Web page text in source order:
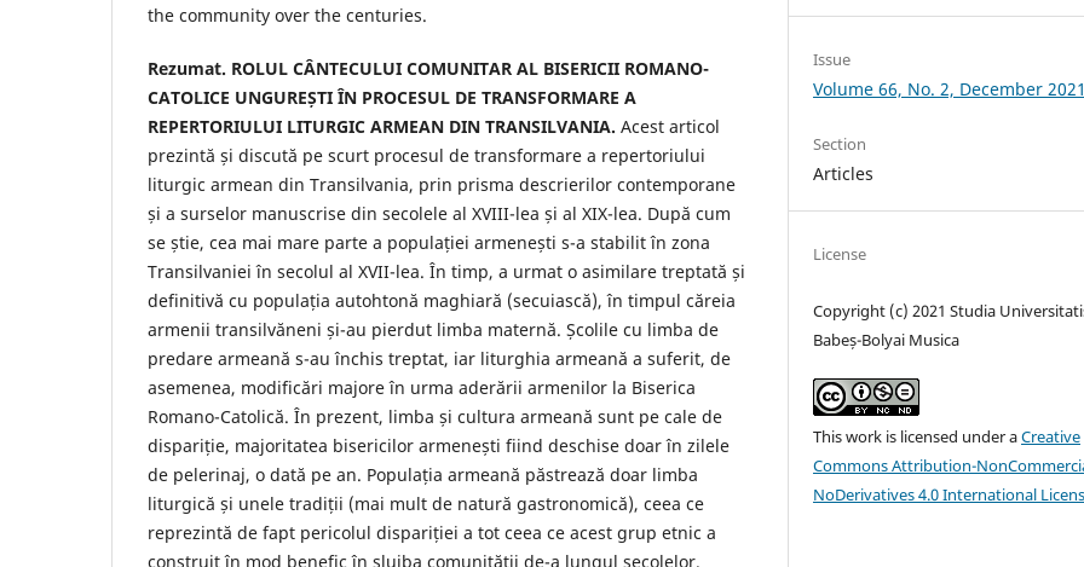
the community over the centuries.
Rezumat. ROLUL CÂNTECULUI COMUNITAR AL BISERICII ROMANO-
CATOLICE UNGUREȘTI ÎN PROCESUL DE TRANSFORMARE A
REPERTORIULUI LITURGIC ARMEAN DIN TRANSILVANIA. Acest articol
prezintă și discută pe scurt procesul de transformare a repertoriului
liturgic armean din Transilvania, prin prisma descrierilor contemporane
și a surselor manuscrise din secolele al XVIII-lea și al XIX-lea. După cum
se știe, cea mai mare parte a populației armenești s-a stabilit în zona
Transilvaniei în secolul al XVII-lea. În timp, a urmat o asimilare treptată și
definitivă cu populația autohtonă maghiară (secuiască), în timpul căreia
armenii transilvăneni și-au pierdut limba maternă. Școlile cu limba de
predare armeană s-au închis treptat, iar liturghia armeană a suferit, de
asemenea, modificări majore în urma aderării armenilor la Biserica
Romano-Catolică. În prezent, limba și cultura armeană sunt pe cale de
dispariție, majoritatea bisericilor armenești fiind deschise doar în zilele
de pelerinaj, o dată pe an. Populația armeană păstrează doar limba
liturgică și unele tradiții (mai mult de natură gastronomică), ceea ce
reprezintă de fapt pericolul dispariției a tot ceea ce acest grup etnic a
construit în mod benefic în slujba comunității de-a lungul secolelor.
Issue
Volume 66, No. 2, December 2021
Section
Articles
License
Copyright (c) 2021 Studia
Babeș-Bolyai Musica
This work is licensed under aCreative
Commons Attribution-
NoDerivatives 4.0 International